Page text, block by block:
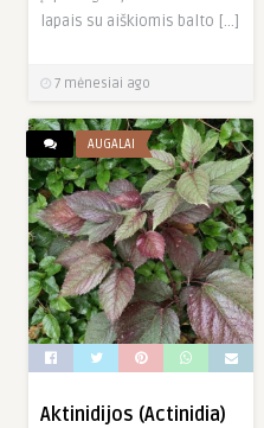
lapais su aiškiomis balto […]
7 mėnesiai ago
AUGALAI
Aktinidijos (Actinidia)